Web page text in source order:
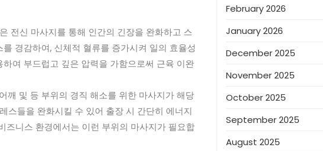
전신 마사지를 통해 인간의 긴장을 완화하고 스
경감하여, 신체적 혈류를 증가시켜 일의 효율성
여 부드럽고 깊은 압력을 가함으로써 근육 이완
깨 및 등 부위의 경직 해소를 위한 마사지가 해당
스들을 완화시킬 수 있어 출장 시 간단히 에너지
즈니스 환경에서는 이런 부위의 마사지가 필요합
February 2026
January 2026
December 2025
November 2025
October 2025
September 2025
August 2025